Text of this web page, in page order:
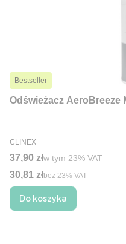
Bestseller
Odświeżacz AeroBreeze
PRODUCENT
CLINEX
Cena brutto
37,90 złw tym %s VAT
w tym 23% VAT
Cena netto
30,81 złbez 23% VAT
Do koszyka